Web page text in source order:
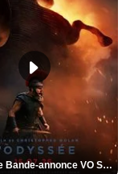
L'Odyssée Bande-annonce VO STFR